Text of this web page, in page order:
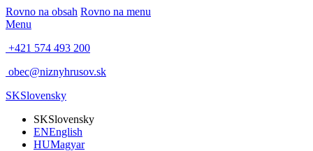
Rovno na obsah Rovno na menu
Menu
+421 574 493 200
obec@niznyhrusov.sk
SKSlovensky
SKSlovensky
ENEnglish
HUMagyar